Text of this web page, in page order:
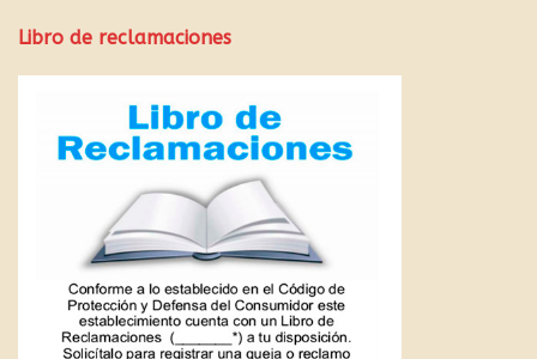
Libro de reclamaciones